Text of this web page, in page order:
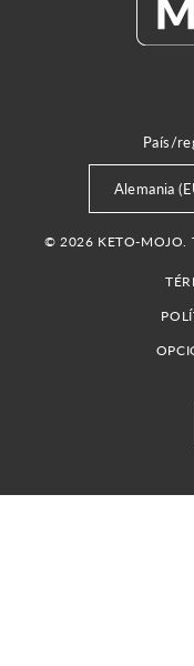
País/
Alemania
© 2026 KETO-MOJO.